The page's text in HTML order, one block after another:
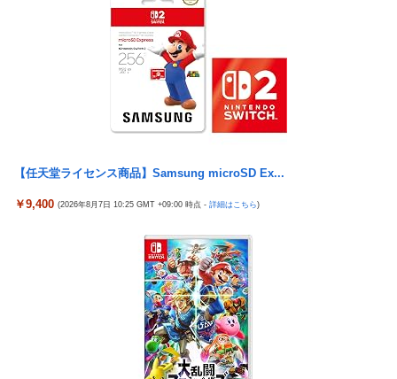
【任天堂ライセンス商品】Samsung microSD Ex...
￥9,400 (2026年8月7日 10:25 GMT +09:00 時点 - 詳細はこちら)